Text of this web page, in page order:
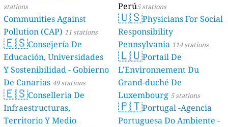
stations
Communities Against
Pollution (CAP) 11 stations
🇪🇸Consejería De
Educación, Universidades
Y Sostenibilidad - Gobierno
De Canarias 49 stations
🇪🇸Conselleria De
Infraestructuras,
Territorio Y Medio
Perú5 stations
🇺🇸Physicians For Social
Responsibility
Pennsylvania 114 stations
🇱🇺Portail De
L'Environnement Du
Grand-duché De
Luxembourg 5 stations
🇵🇹Portugal -Agencia
Portuguesa Do Ambiente -